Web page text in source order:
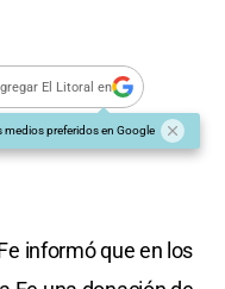
El Litoral en
medios preferidos en Google
informó que en los